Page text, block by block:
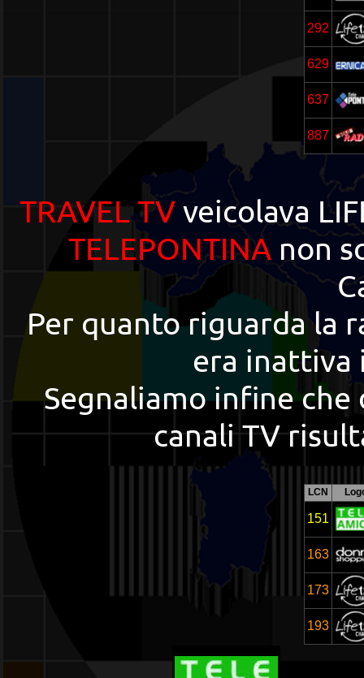
292
629
637
887
TRAVEL TVveicolava
TELEPONTINA non
Per quanto riguarda la
era inattiva
Segnaliamo infine
canali TV
LCN
151
163
173
193